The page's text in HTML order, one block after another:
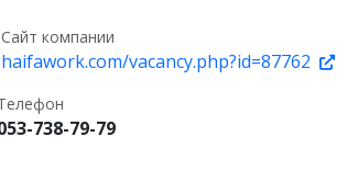
Сайт компании
haifawork.com/vacancy.php?id=87762
738-79-79